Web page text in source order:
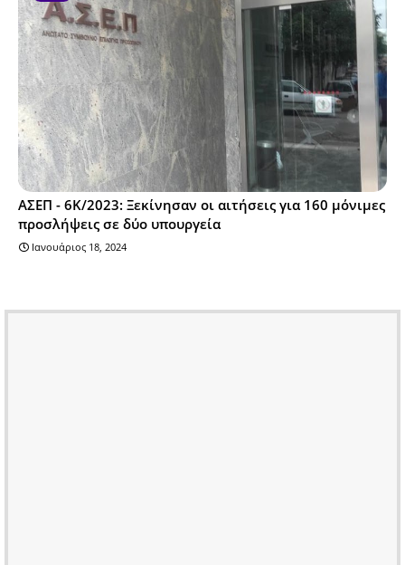
ΑΣΕΠ - 6Κ/2023: Ξεκίνησαν οι αιτήσεις για 160 μόνιμες
προσλήψεις σε δύο υπουργεία
Ιανουάριος 18, 2024